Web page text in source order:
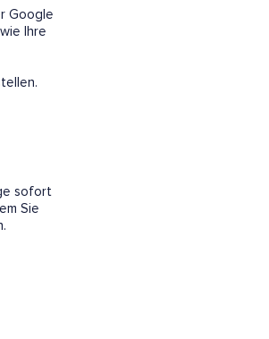
Google
Ihre
sofort
Sie